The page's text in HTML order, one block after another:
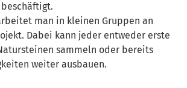
man in kleinen Gruppen an
Dabei kann jeder entweder erste
sammeln oder bereits
weiter ausbauen.